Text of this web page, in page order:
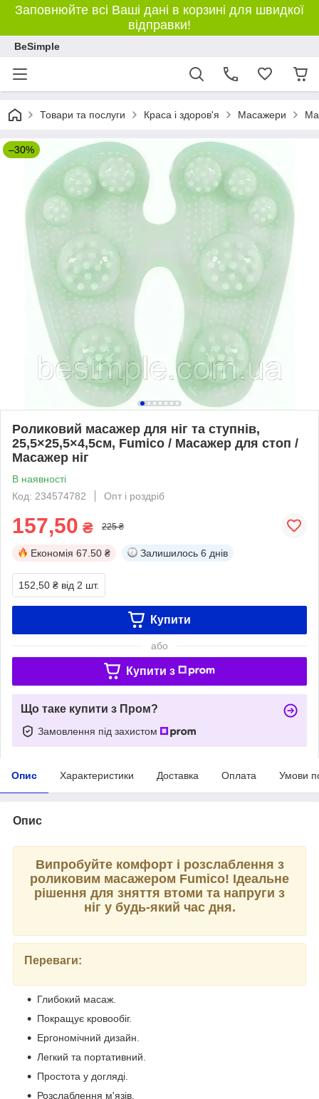
Заповнюйте всі Ваші дані в корзині для швидкої
відправки!
BeSimple
Товари та послуги Краса і здоров'я Масажери
–30%
Роликовий масажер для ніг та ступнів,
25,5×25,5×4,5см, Fumico / Масажер для стоп /
Масажер ніг
В наявності
Код: 234574782
Опт і роздріб
157,50 ₴ 225 ₴
Економія 67.50 ₴ Залишилось 6 днів
152,50 ₴ від 2 шт.
Купити
або
Купити з
Що таке купити з Пром?
Замовлення під захистом
Опис Характеристики Доставка Оплата Умови
Опис
Випробуйте комфорт і розслаблення з
роликовим масажером Fumico! Ідеальне
рішення для зняття втоми та напруги з
ніг у будь-який час дня.
Переваги:
Глибокий масаж.
Покращує кровообіг.
Ергономічний дизайн.
Легкий та портативний.
Простота у догляді.
Розслаблення м'язів.